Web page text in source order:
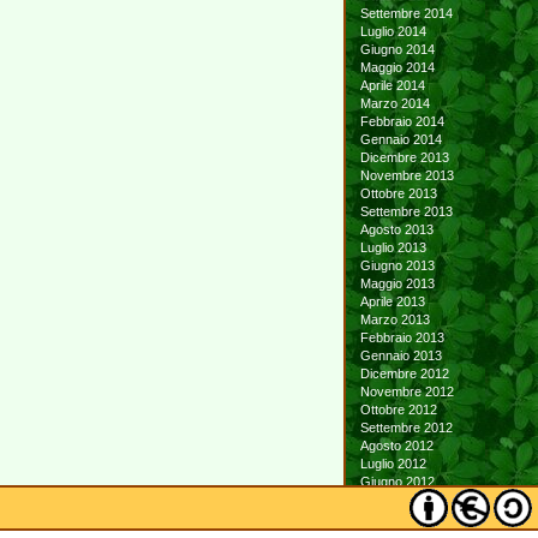
Settembre 2014
Luglio 2014
Giugno 2014
Maggio 2014
Aprile 2014
Marzo 2014
Febbraio 2014
Gennaio 2014
Dicembre 2013
Novembre 2013
Ottobre 2013
Settembre 2013
Agosto 2013
Luglio 2013
Giugno 2013
Maggio 2013
Aprile 2013
Marzo 2013
Febbraio 2013
Gennaio 2013
Dicembre 2012
Novembre 2012
Ottobre 2012
Settembre 2012
Agosto 2012
Luglio 2012
Giugno 2012
Maggio 2012
Aprile 2012